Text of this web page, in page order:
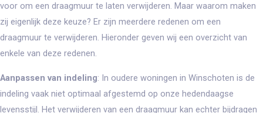
voor om een draagmuur te laten verwijderen. Maar waarom maken
zij eigenlijk deze keuze? Er zijn meerdere redenen om een
draagmuur te verwijderen. Hieronder geven wij een overzicht van
enkele van deze redenen.
Aanpassen van indeling: In oudere woningen in Winschoten is de
indeling vaak niet optimaal afgestemd op onze hedendaagse
levensstijl. Het verwijderen van een draagmuur kan echter bijdragen